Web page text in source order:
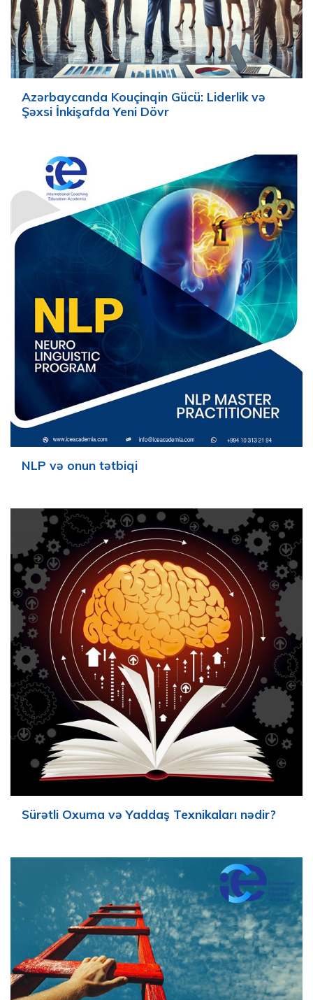
Azərbaycanda Kouçinqin Gücü: Liderlik və
Şəxsi İnkişafda Yeni Dövr
NLP və onun tətbiqi
Sürətli Oxuma və Yaddaş Texnikaları nədir?